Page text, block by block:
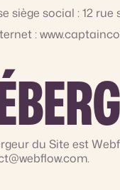
siège social : 12
:
du Site est